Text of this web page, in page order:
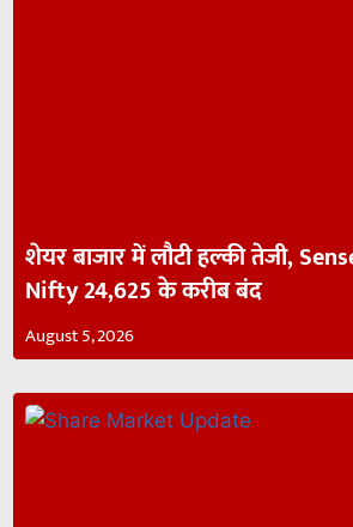
शेयर बाजार में लौटी हल्की तेजी,
Nifty 24,625 के करीब बंद
August 5, 2026